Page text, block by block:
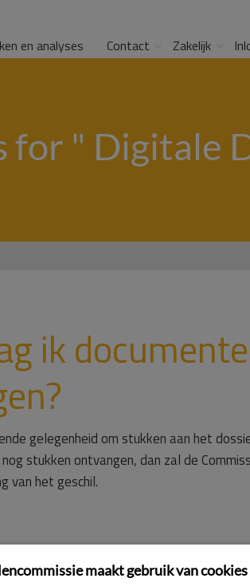
en analyses Contact Zakelijk
for " Digitale
ik
gelegenheid om stukken aan het
stukken ontvangen, dan zal de
van het geschil.
maakt gebruik van cookies